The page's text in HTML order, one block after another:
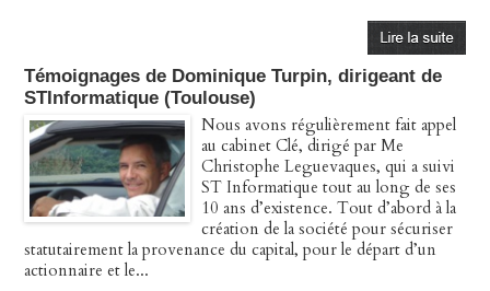
Témoignages de Dominique Turpin, dirigeant de
STInformatique (Toulouse)
Nous avons régulièrement fait appel
au cabinet Clé, dirigé par Me
Christophe Leguevaques, qui a suivi
ST Informatique tout au long de ses
10 ans d’existence. Tout d’abord à la
création de la société pour sécuriser
statutairement la provenance du capital, pour le départ d’un
actionnaire et le...